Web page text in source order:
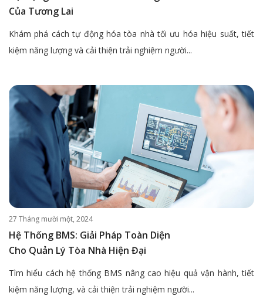
Của Tương Lai
Khám phá cách tự động hóa tòa nhà tối ưu hóa hiệu suất, tiết
kiệm năng lượng và cải thiện trải nghiệm người...
27 Tháng mười một, 2024
Hệ Thống BMS: Giải Pháp Toàn Diện
Cho Quản Lý Tòa Nhà Hiện Đại
Tìm hiểu cách hệ thống BMS nâng cao hiệu quả vận hành, tiết
kiệm năng lượng, và cải thiện trải nghiệm người...